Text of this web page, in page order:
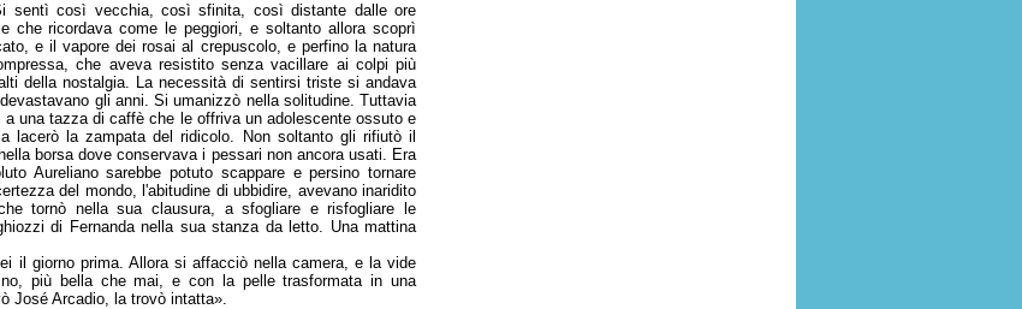
sentì così vecchia, così sfinita, così distante dalle ore
che ricordava come le peggiori, e soltanto allora scoprì
e il vapore dei rosai al crepuscolo, e perfino la natura
che aveva resistito senza vacillare ai colpi più
della nostalgia. La necessità di sentirsi triste si andava
gli anni. Si umanizzò nella solitudine. Tuttavia
una tazza di caffè che le offriva un adolescente ossuto e
lacerò la zampata del ridicolo. Non soltanto gli rifiutò il
borsa dove conservava i pessari non ancora usati. Era
Aureliano sarebbe potuto scappare e persino tornare
del mondo, l'abitudine di ubbidire, avevano inaridito
tornò nella sua clausura, a sfogliare e risfogliare le
di Fernanda nella sua stanza da letto. Una mattina
il giorno prima. Allora si affacciò nella camera, e la vide
più bella che mai, e con la pelle trasformata in una
José Arcadio, la trovò intatta».